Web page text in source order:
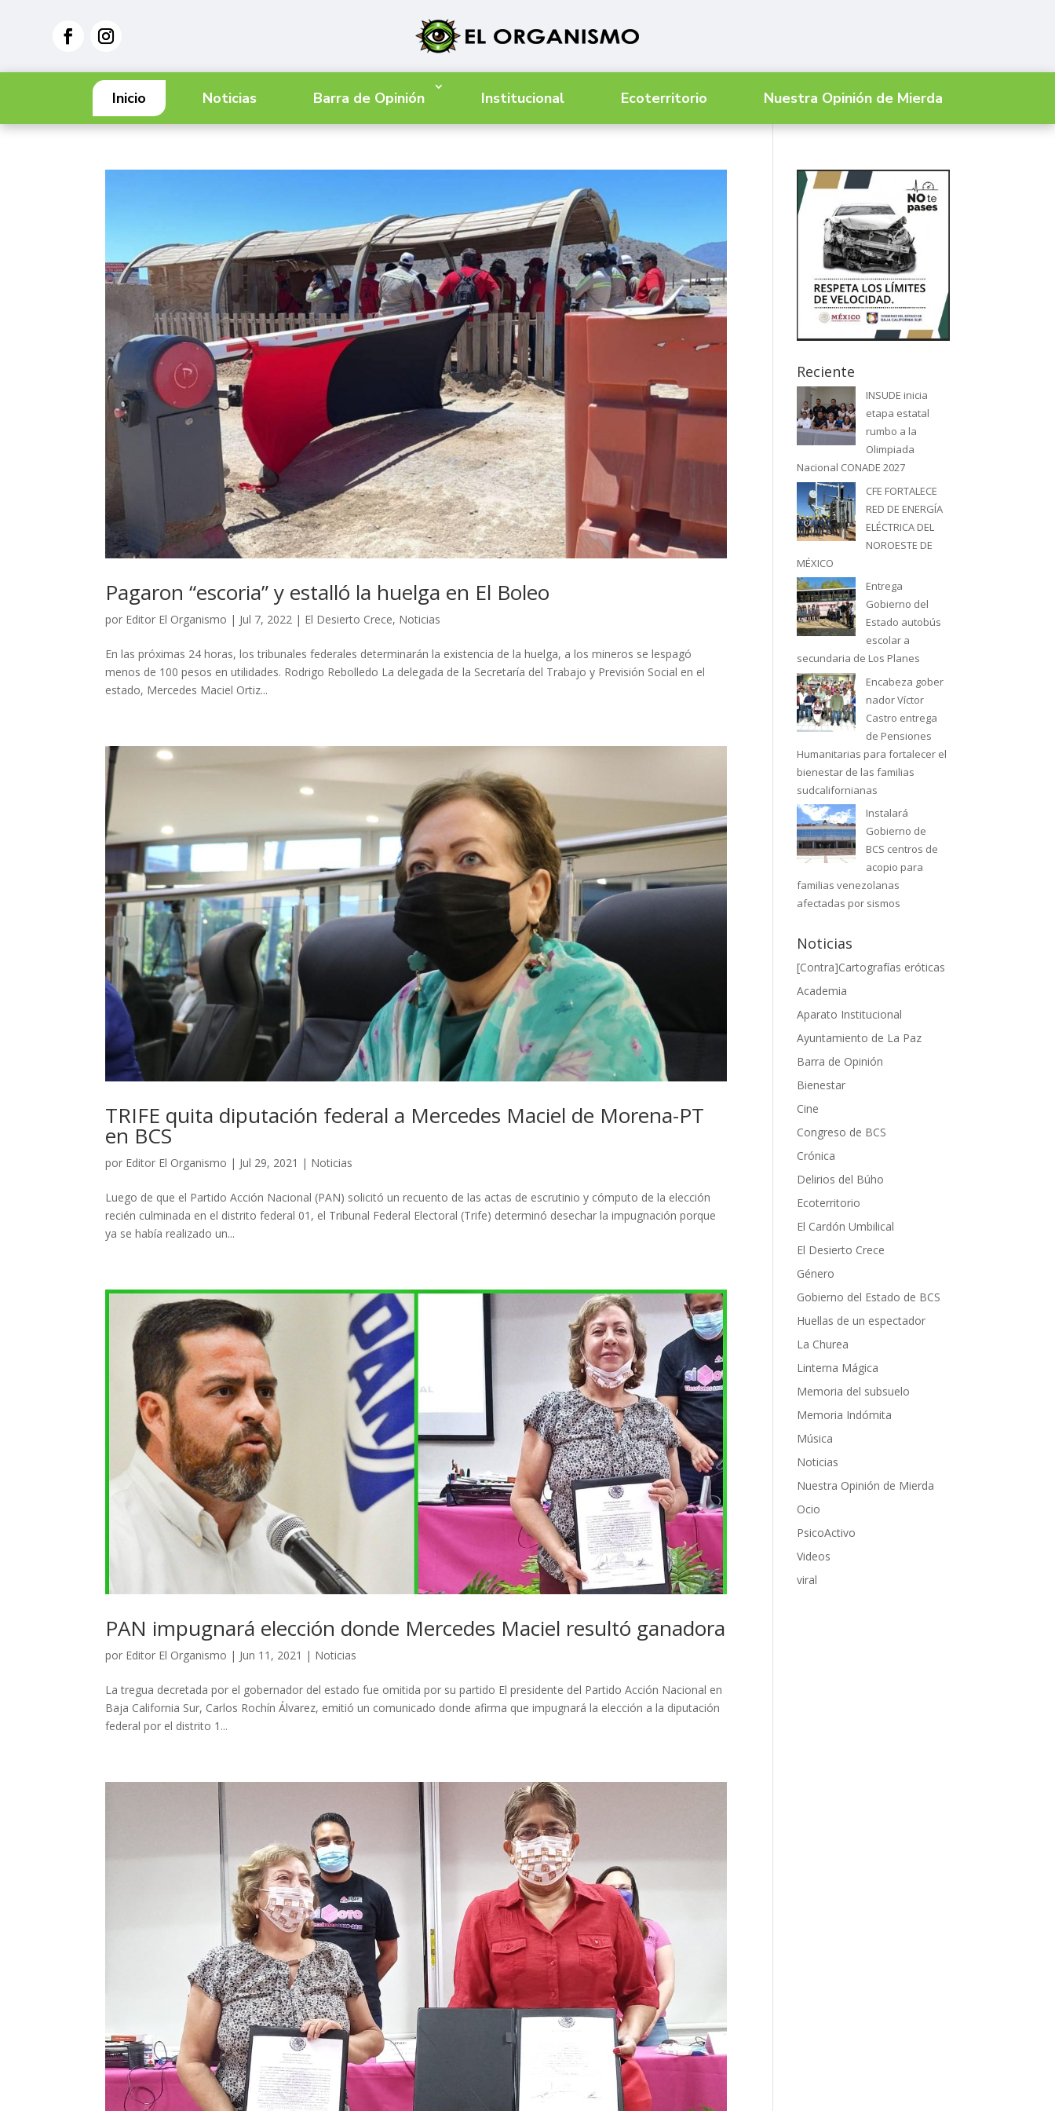
Inicio Noticias Barra de Opinión Institucional Ecoterritorio Nuestra Opinión de Mierda
Pagaron “escoria” y estalló la huelga en El Boleo
por Editor El Organismo | Jul 7, 2022 | El Desierto Crece, Noticias
En las próximas 24 horas, los tribunales federales determinarán la existencia de la huelga, a los mineros se lespagó
menos de 100 pesos en utilidades. Rodrigo Rebolledo La delegada de la Secretaría del Trabajo y Previsión Social en el
estado, Mercedes Maciel Ortiz...
TRIFE quita diputación federal a Mercedes Maciel de Morena-PT
en BCS
por Editor El Organismo | Jul 29, 2021 | Noticias
Luego de que el Partido Acción Nacional (PAN) solicitó un recuento de las actas de escrutinio y cómputo de la elección
recién culminada en el distrito federal 01, el Tribunal Federal Electoral (Trife) determinó desechar la impugnación porque
ya se había realizado un...
PAN impugnará elección donde Mercedes Maciel resultó ganadora
por Editor El Organismo | Jun 11, 2021 | Noticias
La tregua decretada por el gobernador del estado fue omitida por su partido El presidente del Partido Acción Nacional en
Baja California Sur, Carlos Rochín Álvarez, emitió un comunicado donde afirma que impugnará la elección a la diputación
federal por el distrito 1...
Reciente
INSUDE inicia
etapa estatal
rumbo a la
Olimpiada
Nacional CONADE 2027
CFE FORTALECE
RED DE ENERGÍA
ELÉCTRICA DEL
NOROESTE DE
MÉXICO
Entrega
Gobierno del
Estado autobús
escolar a
secundaria de Los Planes
Encabeza gober
nador Víctor
Castro entrega
de Pensiones
Humanitarias para fortalecer el
bienestar de las familias
sudcalifornianas
Instalará
Gobierno de
BCS centros de
acopio para
familias venezolanas
afectadas por sismos
Noticias
[Contra]Cartografías eróticas
Academia
Aparato Institucional
Ayuntamiento de La Paz
Barra de Opinión
Bienestar
Cine
Congreso de BCS
Crónica
Delirios del Búho
Ecoterritorio
El Cardón Umbilical
El Desierto Crece
Género
Gobierno del Estado de BCS
Huellas de un espectador
La Churea
Linterna Mágica
Memoria del subsuelo
Memoria Indómita
Música
Noticias
Nuestra Opinión de Mierda
Ocio
PsicoActivo
Videos
viral